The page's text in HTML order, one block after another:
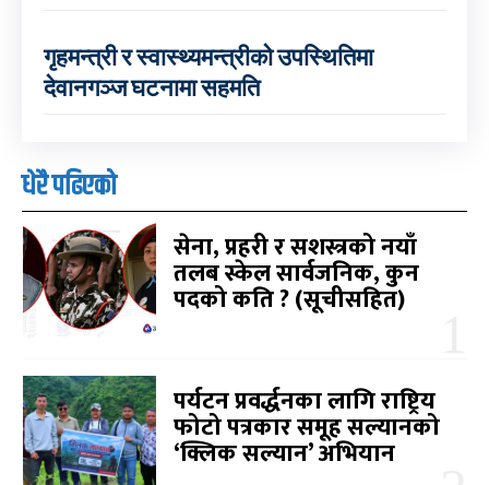
गृहमन्त्री र स्वास्थ्यमन्त्रीको उपस्थितिमा
देवानगञ्ज घटनामा सहमति
धेरै पढिएको
सेना, प्रहरी र सशस्त्रको नयाँ
तलब स्केल सार्वजनिक, कुन
पदको कति ? (सूचीसहित)
पर्यटन प्रवर्द्धनका लागि राष्ट्रिय
फोटो पत्रकार समूह सल्यानको
‘क्लिक सल्यान’ अभियान